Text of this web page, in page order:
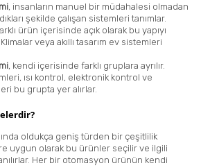
, insanların manuel bir müdahalesi olmadan
şekilde çalışan sistemleri tanımlar.
ürün içerisinde açık olarak bu yapıyı
veya akıllı tasarım ev sistemleri
, kendi içerisinde farklı gruplara ayrılır.
ısı kontrol, elektronik kontrol ve
bu grupta yer alırlar.
oldukça geniş türden bir çeşitlilik
uygun olarak bu ürünler seçilir ve ilgili
Her bir otomasyon ürünün kendi